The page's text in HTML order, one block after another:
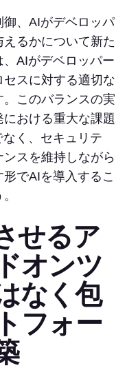
御、AIがデベロッパ
るかについて新た
AIがデベロッパー
スに対する適切な
このバランスの実
おける重大な課題
く、セキュリテ
スを維持しながら
でAIを導入するこ
せるア
オンツ
なく包
フォー